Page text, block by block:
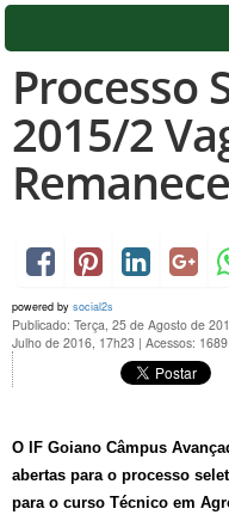
Processo
2015/2
powered by social2s
Publicado: Terça, 25 de Agosto de
Julho de 2016, 17h23 | Acessos: 1689
O IF Goiano Câmpus
abertas para o processo
para o curso Técnico em